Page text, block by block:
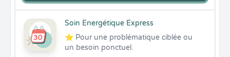
Soin Energétique Express
⭐ Pour une problématique ciblée ou
un besoin ponctuel.